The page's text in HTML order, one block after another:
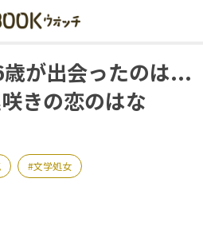
が出会ったのは...
きの恋のはな
文学処女